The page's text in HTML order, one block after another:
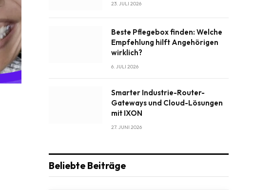
23. JULI 2026
Beste Pflegebox finden: Welche
Empfehlung hilft Angehörigen
wirklich?
6. JULI 2026
Smarter Industrie-Router-
Gateways und Cloud-Lösungen
mit IXON
27. JUNI 2026
Beliebte Beiträge